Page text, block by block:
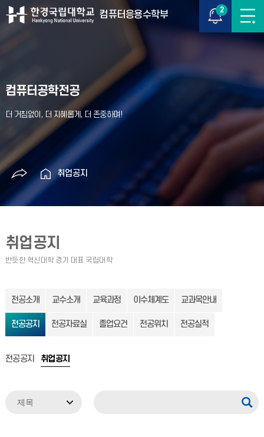
컴퓨터응용수학부 2
컴퓨터공학전공
취업공지
취업공지
전공소개 교수소개 교육과정 이수체계도 교과목안내
전공공지 전공자료실 졸업요건 전공위치 전공실적
전공공지 취업공지